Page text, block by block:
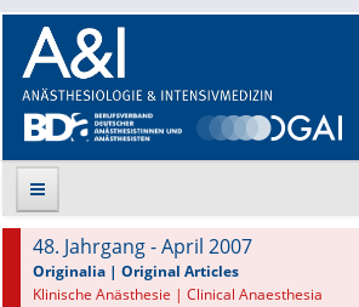
Suche
48. Jahrgang - April 2007
Originalia | Original Articles
Klinische Anästhesie | Clinical Anaesthesia